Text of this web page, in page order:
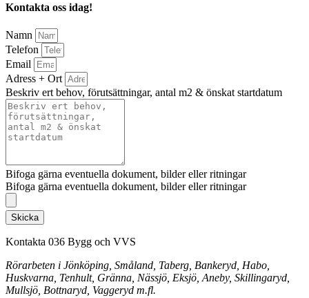
Kontakta oss idag!
Namn
Telefon
Email
Adress + Ort
Beskriv ert behov, förutsättningar, antal m2 & önskat startdatum
Bifoga gärna eventuella dokument, bilder eller ritningar
Bifoga gärna eventuella dokument, bilder eller ritningar
Skicka
Kontakta 036 Bygg och VVS
Rörarbeten i Jönköping, Småland, Taberg, Bankeryd, Habo,
Huskvarna, Tenhult, Gränna, Nässjö, Eksjö, Aneby, Skillingaryd,
Mullsjö, Bottnaryd, Vaggeryd m.fl.